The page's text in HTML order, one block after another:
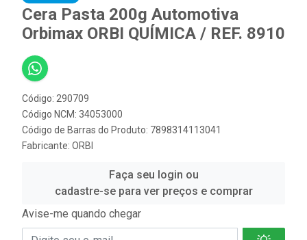
Cera Pasta 200g Automotiva
Orbimax ORBI QUÍMICA / REF. 8910
Código: 290709
Código NCM: 34053000
Código de Barras do Produto: 7898314113041
Fabricante: ORBI
Faça seu login ou
cadastre-se para ver preços e comprar
Avise-me quando chegar